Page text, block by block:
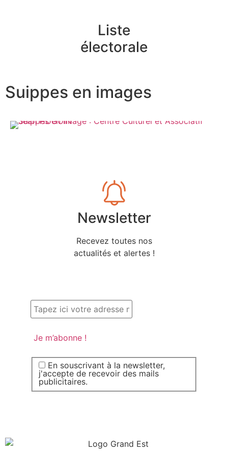
Liste
électorale
Suippes en images
Newsletter
Recevez toutes nos
actualités et alertes !
En souscrivant à la newsletter,
j'accepte de recevoir des mails
publicitaires.